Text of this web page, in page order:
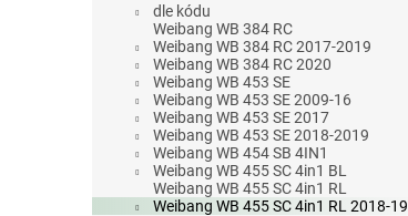
dle kódu
Weibang WB 384 RC
Weibang WB 384 RC 2017-2019
Weibang WB 384 RC 2020
Weibang WB 453 SE
Weibang WB 453 SE 2009-16
Weibang WB 453 SE 2017
Weibang WB 453 SE 2018-2019
Weibang WB 454 SB 4IN1
Weibang WB 455 SC 4in1 BL
Weibang WB 455 SC 4in1 RL
Weibang WB 455 SC 4in1 RL 2018-19